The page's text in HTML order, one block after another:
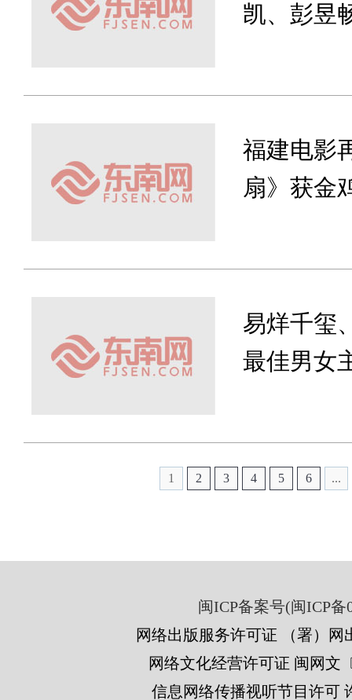
凯、彭昱
福建电影
扇》获金
易烊千玺
最佳男女
1 2 3 4 5 6 ...
闽ICP备案号(闽ICP备
网络出版服务许可证 （署）网
网络文化经营许可证 闽网文
信息网络传播视听节目许可